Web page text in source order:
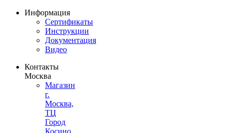
Информация
Сертификаты
Инструкции
Документация
Видео
Контакты
Москва
Магазин
г.
Москва,
ТЦ
Город
Косино